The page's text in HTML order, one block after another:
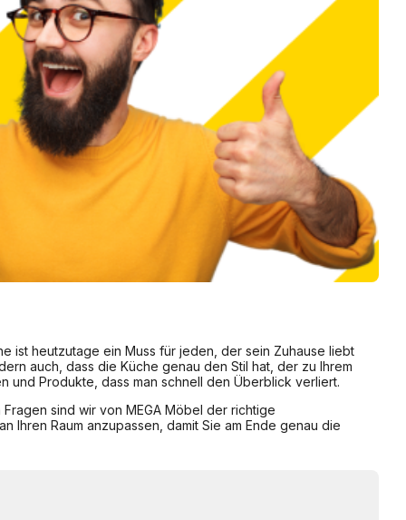
ist heutzutage ein Muss für jeden, der sein Zuhause liebt
auch, dass die Küche genau den Stil hat, der zu Ihrem
und Produkte, dass man schnell den Überblick verliert.
sind wir von MEGA Möbel der richtige
Raum anzupassen, damit Sie am Ende genau die